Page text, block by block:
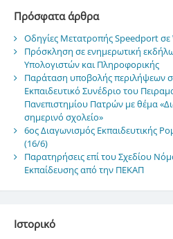
Πρόσφατα άρθρα
Οδηγίες Μετατροπής Speedport σε
Πρόσκληση σε ενημερωτική
Υπολογιστών και Πληροφορικής
Παράταση υποβολής περιλήψεων
Εκπαιδευτικό Συνέδριο του
Πανεπιστημίου Πατρών με θέμα
σημερινό σχολείο»
6ος Διαγωνισμός Εκπαιδευτικής
(16/6)
Παρατηρήσεις επί του Σχεδίου
Εκπαίδευσης από την ΠΕΚΑΠ
Ιστορικό